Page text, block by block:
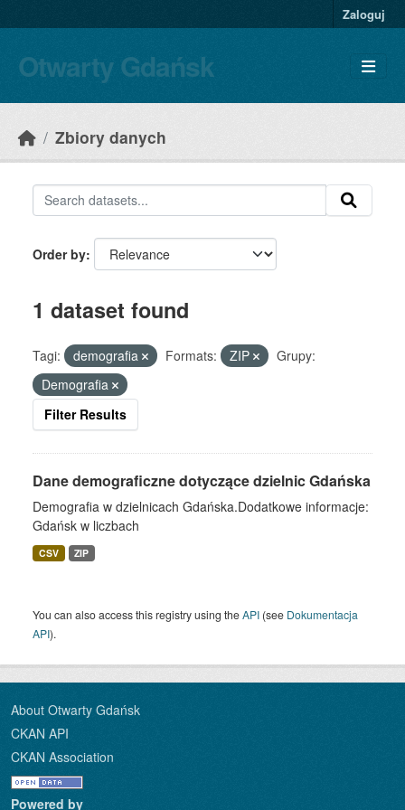
Zaloguj
Otwarty Gdańsk
Zbiory danych
Order by
1 dataset found
Tagi: demografia Formats: ZIP
Grupy:
Demografia
Filter Results
Dane demograficzne dotyczące dzielnic Gdańska
Demografia w dzielnicach Gdańska.Dodatkowe informacje:
Gdańsk w liczbach
CSV ZIP
You can also access this registry using theAPI (see Dokumentacja
API).
About Otwarty Gdańsk
CKAN API
CKAN Association
Powered by